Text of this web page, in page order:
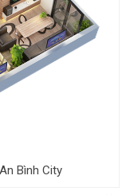
Bình City